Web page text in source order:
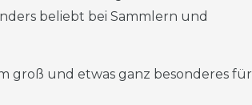
beliebt bei Sammlern und
groß und etwas ganz besonderes für